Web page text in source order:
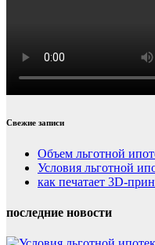
Свежие записи
Объем льготной
Условия льготной
как печатает 3D-
последние новости